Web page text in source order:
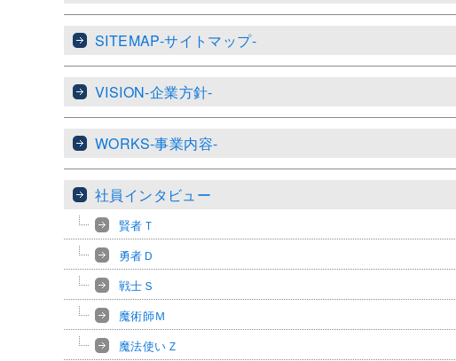
SITEMAP-サイトマップ-
VISION-企業方針-
WORKS-事業内容-
社員インタビュー
賢者Ｔ
勇者Ｄ
戦士Ｓ
魔術師Ｍ
魔法使いＺ